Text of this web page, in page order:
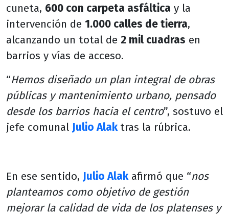
cuneta, 600 con carpeta asfáltica y la
intervención de 1.000 calles de tierra,
alcanzando un total de 2 mil cuadras en
barrios y vías de acceso.
“Hemos diseñado un plan integral de obras
públicas y mantenimiento urbano, pensado
desde los barrios hacia el centro”, sostuvo el
jefe comunal Julio Alak tras la rúbrica.
En ese sentido, Julio Alakafirmó que “nos
planteamos como objetivo de gestión
mejorar la calidad de vida de los platenses y